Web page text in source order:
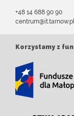
+48 14 688 90 90
centrum@it.tarnow.pl
Korzystamy z